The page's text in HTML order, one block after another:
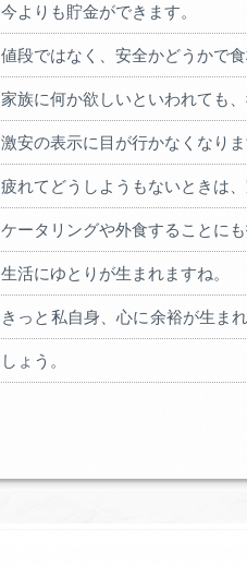
今よりも貯金ができます。
値段ではなく、安全かどうかで
家族に何か欲しいといわれても
激安の表示に目が行かなくなりま
疲れてどうしようもないときは
ケータリングや外食することにも
生活にゆとりが生まれますね。
きっと私自身、心に余裕が生ま
しょう。